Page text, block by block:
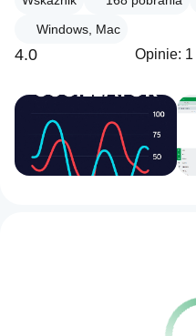
Windows, Mac
4.0 Opinie: 1